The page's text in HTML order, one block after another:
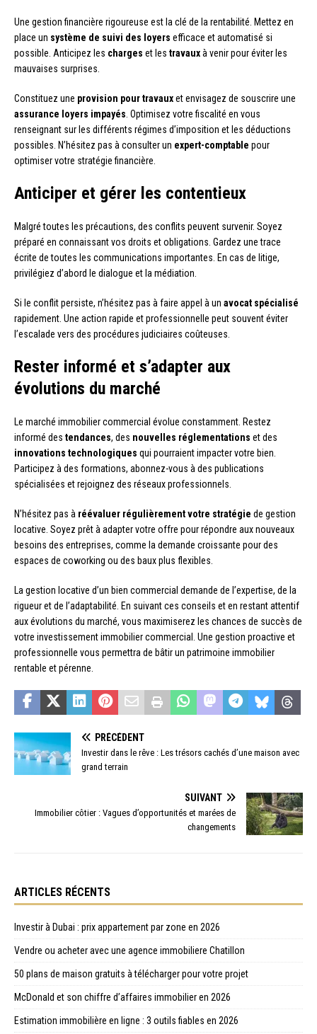
Une gestion financière rigoureuse est la clé de la rentabilité. Mettez en
place un système de suivi des loyers efficace et automatisé si
possible. Anticipez les charges et les travauxà venir pour éviter les
mauvaises surprises.
Constituez une provision pour travauxet envisagez de souscrire une
assurance loyers impayés. Optimisez votre fiscalité en vous
renseignant sur les différents régimes d’imposition et les déductions
possibles. N’hésitez pas à consulter un expert-comptable pour
optimiser votre stratégie financière.
Anticiper et gérer les contentieux
Malgré toutes les précautions, des conflits peuvent survenir. Soyez
préparé en connaissant vos droits et obligations. Gardez une trace
écrite de toutes les communications importantes. En cas de litige,
privilégiez d’abord le dialogue et la médiation.
Si le conflit persiste, n’hésitez pas à faire appel à un avocat spécialisé
rapidement. Une action rapide et professionnelle peut souvent éviter
l’escalade vers des procédures judiciaires coûteuses.
Rester informé et s’adapter aux
évolutions du marché
Le marché immobilier commercial évolue constamment. Restez
informé des tendances, des nouvelles réglementations et des
innovations technologiques qui pourraient impacter votre bien.
Participez à des formations, abonnez-vous à des publications
spécialisées et rejoignez des réseaux professionnels.
N’hésitez pas à réévaluer régulièrement votre stratégie de gestion
locative. Soyez prêt à adapter votre offre pour répondre aux nouveaux
besoins des entreprises, comme la demande croissante pour des
espaces de coworking ou des baux plus flexibles.
La gestion locative d’un bien commercial demande de l’expertise, de la
rigueur et de l’adaptabilité. En suivant ces conseils et en restant attentif
aux évolutions du marché, vous maximiserez les chances de succès de
votre investissement immobilier commercial. Une gestion proactive et
professionnelle vous permettra de bâtir un patrimoine immobilier
rentable et pérenne.
PRÉCÉDENT
Investir dans le rêve : Les trésors cachés d’une maison avec
grand terrain
SUIVANT
Immobilier côtier : Vagues d’opportunités et marées de
changements
ARTICLES RÉCENTS
Investir à Dubai : prix appartement par zone en 2026
Vendre ou acheter avec une agence immobiliere Chatillon
50 plans de maison gratuits à télécharger pour votre projet
McDonald et son chiffre d’affaires immobilier en 2026
Estimation immobilière en ligne : 3 outils fiables en 2026